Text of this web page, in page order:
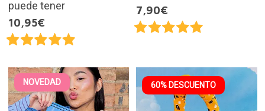
puede tener
10,95€
7,90€
NOVEDAD 60% DESCUENTO